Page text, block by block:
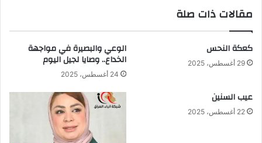
مقالات ذات صلة
كعكة النحس
29 أغسطس، 2025
الوعي والبصيرة في مواجهة
الخداع.. وصايا لجيل اليوم
24 أغسطس، 2025
عيب السنين
22 أغسطس، 2025